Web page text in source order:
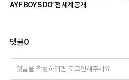
AYF BOYS DO’ 전 세계 공개
댓글0
댓글을 작성하려면 로그인해주세요